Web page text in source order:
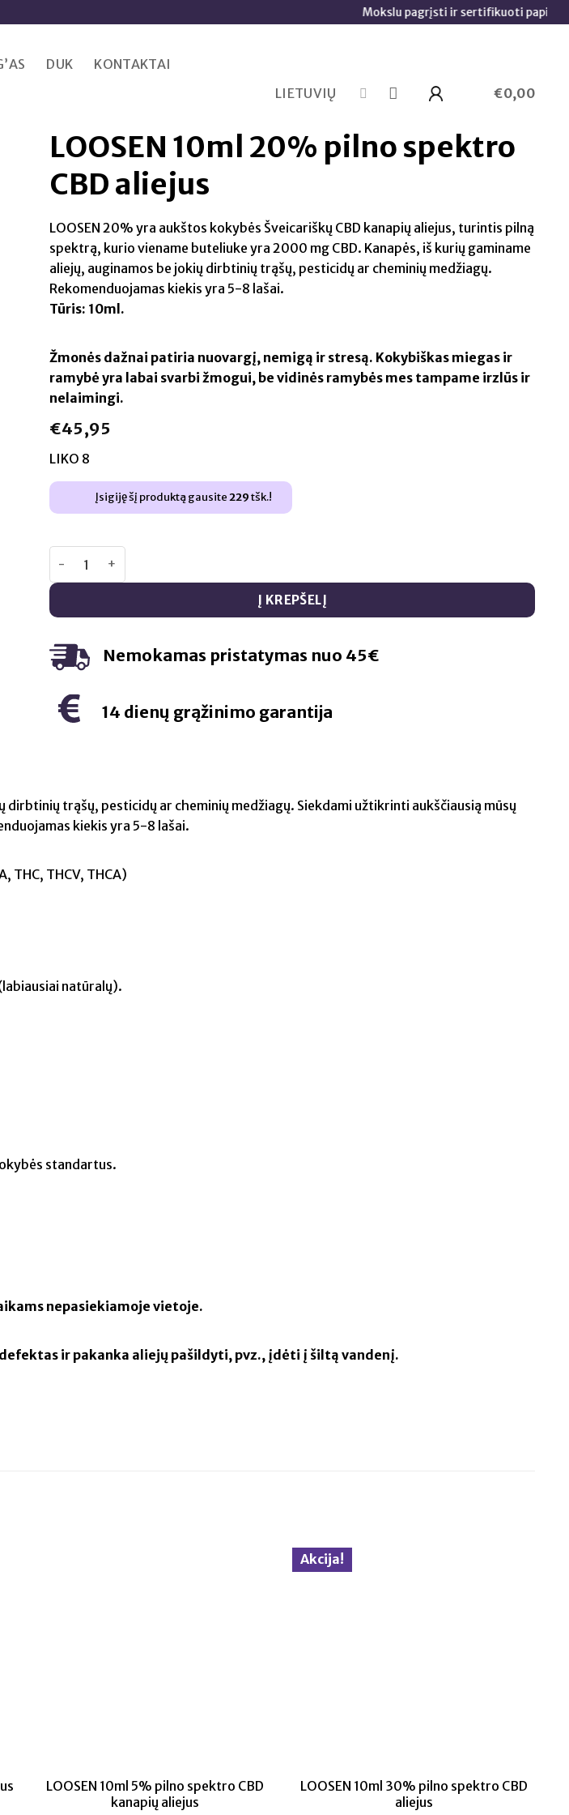
Mokslu pagrįsti ir sertifikuoti papildai 🧬
DUK
KONTAKTAI
LIETUVIŲ
€0,00
LOOSEN 10ml 20% pilno spektro
CBD aliejus
LOOSEN 20% yra aukštos kokybės Šveicariškų CBD kanapių aliejus, turintis pilną
spektrą, kurio viename buteliuke yra 2000 mg CBD. Kanapės, iš kurių gaminame
aliejų, auginamos be jokių dirbtinių trąšų, pesticidų ar cheminių medžiagų.
Rekomenduojamas kiekis yra 5-8 lašai.
Tūris: 10ml.
Žmonės dažnai patiria nuovargį, nemigą ir stresą. Kokybiškas miegas ir
ramybė yra labai svarbi žmogui, be vidinės ramybės mes tampame irzlūs ir
nelaimingi.
€45,95
LIKO 8
Įsigiję šį produktą gausite229tšk.!
Į KREPŠELĮ
Nemokamas pristatymas nuo 45€
14 dienų grąžinimo garantija
trąšų, pesticidų ar cheminių medžiagų. Siekdami užtikrinti aukščiausią mūsų
kiekis yra 5-8 lašai.
THC, THCV, THCA)
natūralų).
standartus.
nepasiekiamoje vietoje.
ir pakanka aliejų pašildyti, pvz., įdėti į šiltą vandenį.
LOOSEN 10ml 5% pilno spektro CBD
kanapių aliejus
Akcija!
LOOSEN 10ml 30% pilno spektro CBD
aliejus